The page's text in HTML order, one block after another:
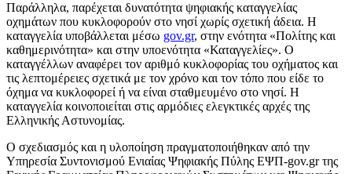
Παράλληλα, παρέχεται δυνατότητα ψηφιακής καταγγελίας
οχημάτων που κυκλοφορούν στο νησί χωρίς σχετική άδεια. Η
καταγγελία υποβάλλεται μέσω gov.gr, στην ενότητα «Πολίτης και
καθημερινότητα» και στην υποενότητα «Καταγγελίες». Ο
καταγγέλλων αναφέρει τον αριθμό κυκλοφορίας του οχήματος και
τις λεπτομέρειες σχετικά με τον χρόνο και τον τόπο που είδε το
όχημα να κυκλοφορεί ή να είναι σταθμευμένο στο νησί. Η
καταγγελία κοινοποιείται στις αρμόδιες ελεγκτικές αρχές της
Ελληνικής Αστυνομίας.
Ο σχεδιασμός και η υλοποίηση πραγματοποιήθηκαν από την
Υπηρεσία Συντονισμού Ενιαίας Ψηφιακής Πύλης ΕΨΠ-gov.gr της